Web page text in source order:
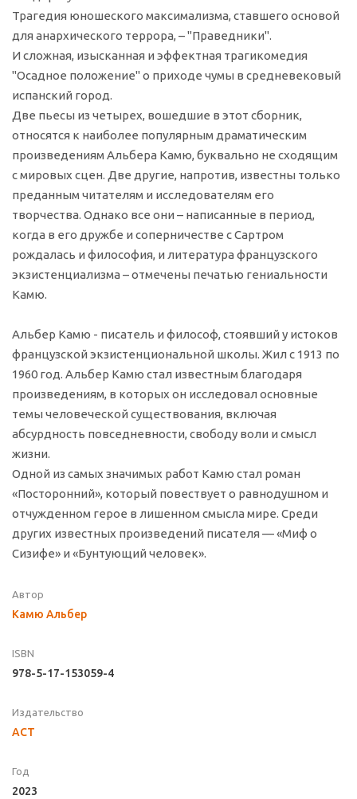
Трагедия юношеского максимализма, ставшего основой
для анархического террора, – "Праведники".
И сложная, изысканная и эффектная трагикомедия
"Осадное положение" о приходе чумы в средневековый
испанский город.
Две пьесы из четырех, вошедшие в этот сборник,
относятся к наиболее популярным драматическим
произведениям Альбера Камю, буквально не сходящим
с мировых сцен. Две другие, напротив, известны только
преданным читателям и исследователям его
творчества. Однако все они – написанные в период,
когда в его дружбе и соперничестве с Сартром
рождалась и философия, и литература французского
экзистенциализма – отмечены печатью гениальности
Камю.
Альбер Камю - писатель и философ, стоявший у истоков
французской экзистенциональной школы. Жил с 1913 по
1960 год. Альбер Камю стал известным благодаря
произведениям, в которых он исследовал основные
темы человеческой существования, включая
абсурдность повседневности, свободу воли и смысл
жизни.
Одной из самых значимых работ Камю стал роман
«Посторонний», который повествует о равнодушном и
отчужденном герое в лишенном смысла мире. Среди
других известных произведений писателя — «Миф о
Сизифе» и «Бунтующий человек».
Автор
Камю Альбер
ISBN
978-5-17-153059-4
Издательство
АСТ
Год
2023